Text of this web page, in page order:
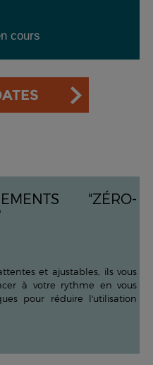
cours
"ZÉRO-
et ajustables, ils vous
à votre rythme en vous
pour réduire l'utilisation